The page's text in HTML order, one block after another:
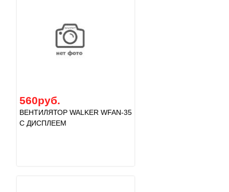
560руб.
ВЕНТИЛЯТОР WALKER WFAN-35
С ДИСПЛЕЕМ